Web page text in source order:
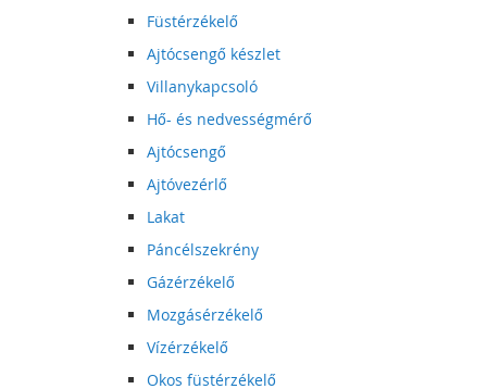
Füstérzékelő
Ajtócsengő készlet
Villanykapcsoló
Hő- és nedvességmérő
Ajtócsengő
Ajtóvezérlő
Lakat
Páncélszekrény
Gázérzékelő
Mozgásérzékelő
Vízérzékelő
Okos füstérzékelő